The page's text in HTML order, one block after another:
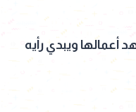
أعمالها ويبدي رأيه